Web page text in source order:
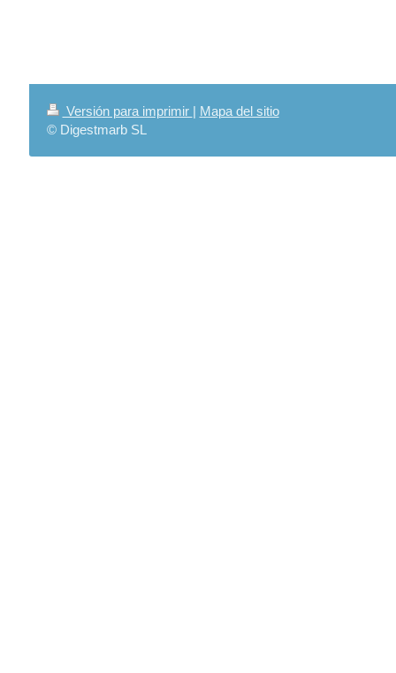
Versión para imprimir | Mapa del sitio
© Digestmarb SL